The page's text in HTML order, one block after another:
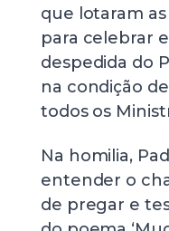
que lotaram
para celebrar
despedida do
na condição
todos os
Na homilia,
entender o
de pregar e